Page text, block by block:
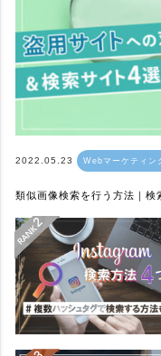
2022.05.23 Webマーケティン
類似画像検索を行う方法｜検